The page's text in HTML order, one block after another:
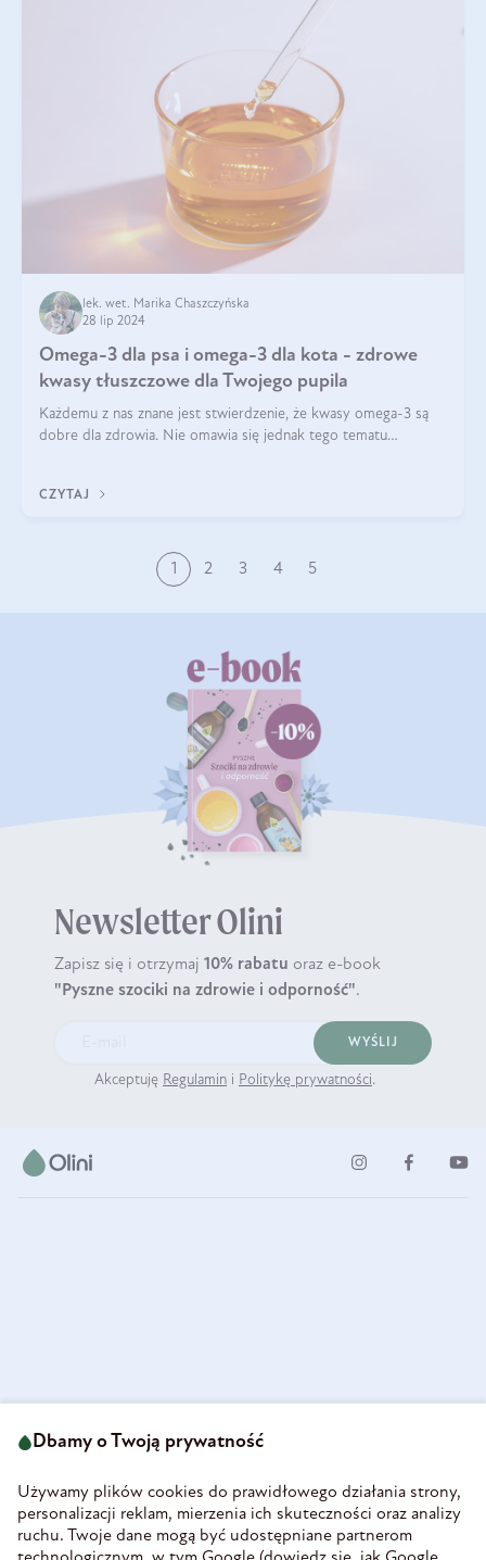
lek. wet. Marika Chaszczyńska
28 lip 2024
Omega-3 dla psa i omega-3 dla kota - zdrowe
kwasy tłuszczowe dla Twojego pupila
Każdemu z nas znane jest stwierdzenie, że kwasy omega-3 są
dobre dla zdrowia. Nie omawia się jednak tego tematu
CZYTAJ
1 2 3 4 5
Newsletter Olini
Zapisz się i otrzymaj 10% rabatu oraz e-book
"Pyszne szociki na zdrowie i odporność".
WYŚLIJ
Akceptuję Regulamin i Politykę prywatności.
58-160 Świebodzice
REGON 890213034
INFORMACJE
Dbamy o Twoją prywatność
Używamy plików cookies do prawidłowego działania strony,
personalizacji reklam, mierzenia ich skuteczności oraz analizy
ruchu. Twoje dane mogą być udostępniane partnerom